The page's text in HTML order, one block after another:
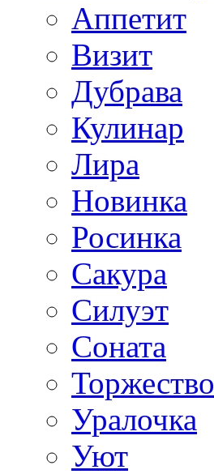
Аппетит
Визит
Дубрава
Кулинар
Лира
Новинка
Росинка
Сакура
Силуэт
Соната
Торжество
Уралочка
Уют